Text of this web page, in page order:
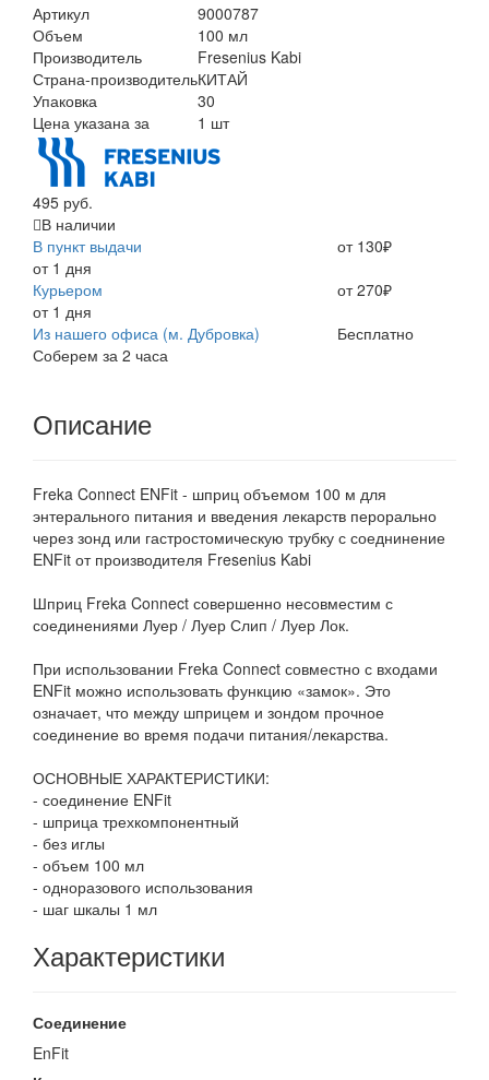
Артикул
9000787
Объем
100 мл
Производитель
Fresenius Kabi
Страна-производительКИТАЙ
Упаковка
30
Цена указана за
1 шт
495 руб.
В наличии
В пункт выдачи
от 1 дня
от 130₽
Курьером
от 1 дня
от 270₽
Из нашего офиса (м. Дубровка)
Соберем за 2 часа
Бесплатно
Описание
Freka Connect ENFit - шприц объемом 100 м для
энтерального питания и введения лекарств перорально
через зонд или гастростомическую трубку с соеднинение
ENFit от производителя Fresenius Kabi
Шприц Freka Connect совершенно несовместим с
соединениями Луер / Луер Слип / Луер Лок.
При использовании Freka Connect совместно с входами
ENFit можно использовать функцию «замок». Это
означает, что между шприцем и зондом прочное
соединение во время подачи питания/лекарства.
ОСНОВНЫЕ ХАРАКТЕРИСТИКИ:
- соединение ENFit
- шприца трехкомпонентный
- без иглы
- объем 100 мл
- одноразового использования
- шаг шкалы 1 мл
Характеристики
Соединение
EnFit